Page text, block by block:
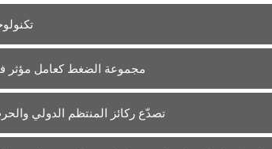
مجموعة الضغط كعامل مؤثر
تصدّع ركائز المنتظم الدولي